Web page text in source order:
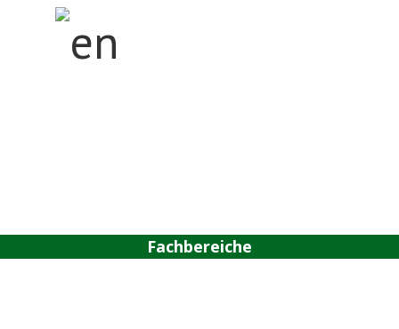
Fachbereiche